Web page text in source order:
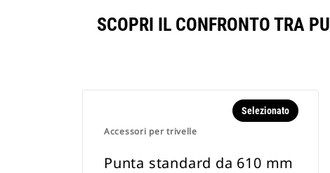
SCOPRI IL CONFRONTO TRA
Accessori per trivelle
Selezionato
Punta standard da 610 mm